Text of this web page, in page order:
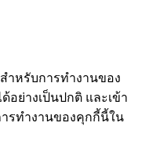
ำหรับการทำงานของ
อย่างเป็นปกติ และเข้า
รทำงานของคุกกี้นี้ใน